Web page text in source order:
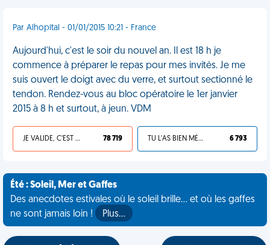
Par Alhopital - 01/01/2015 10:21 - France
Aujourd'hui, c'est le soir du nouvel an. Il est 18 h je
commence à préparer le repas pour mes invités. Je me
suis ouvert le doigt avec du verre, et surtout sectionné le
tendon. Rendez-vous au bloc opératoire le 1er janvier
2015 à 8 h et surtout, à jeun. VDM
JE VALIDE, C'EST UNE VDM 78 719 TU L'AS BIEN MÉRITÉ 6 793
Été : Soleil, Mer et Gaffes
Des anecdotes estivales où le soleil brille... et où les gaffes
ne sont jamais loin !
Plus…